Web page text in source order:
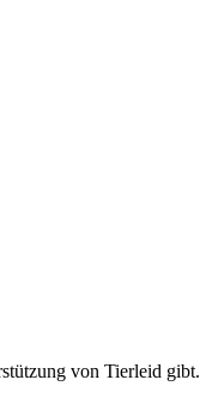
von Tierleid gibt.